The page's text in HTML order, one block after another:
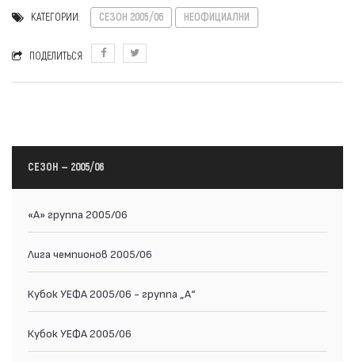
КАТЕГОРИИ: СЕЗОН 2005/06 НЕОФИЦИАЛНИ
ПОДЕЛИТЬСЯ:
СЕЗОН — 2005/06
«А» группа 2005/06
Лига чемпионов 2005/06
Кубок УЕФА 2005/06 - группа „A“
Кубок УЕФА 2005/06